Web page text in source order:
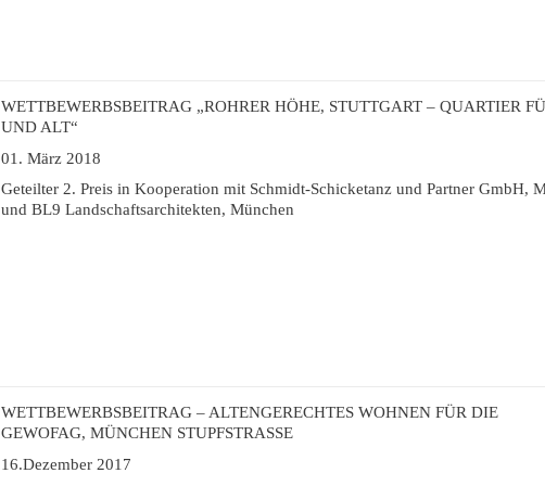
WETTBEWERBSBEITRAG „ROHRER HÖHE, STUTTGART – QUARTIER
UND ALT“
01. März 2018
Geteilter 2. Preis in Kooperation mit Schmidt-Schicketanz und Partner GmbH,
und BL9 Landschaftsarchitekten, München
WETTBEWERBSBEITRAG – ALTENGERECHTES WOHNEN FÜR DIE
GEWOFAG, MÜNCHEN STUPFSTRASSE
16.Dezember 2017